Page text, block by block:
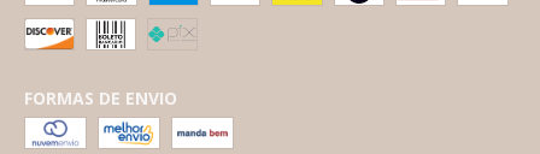
FORMAS DE ENVIO